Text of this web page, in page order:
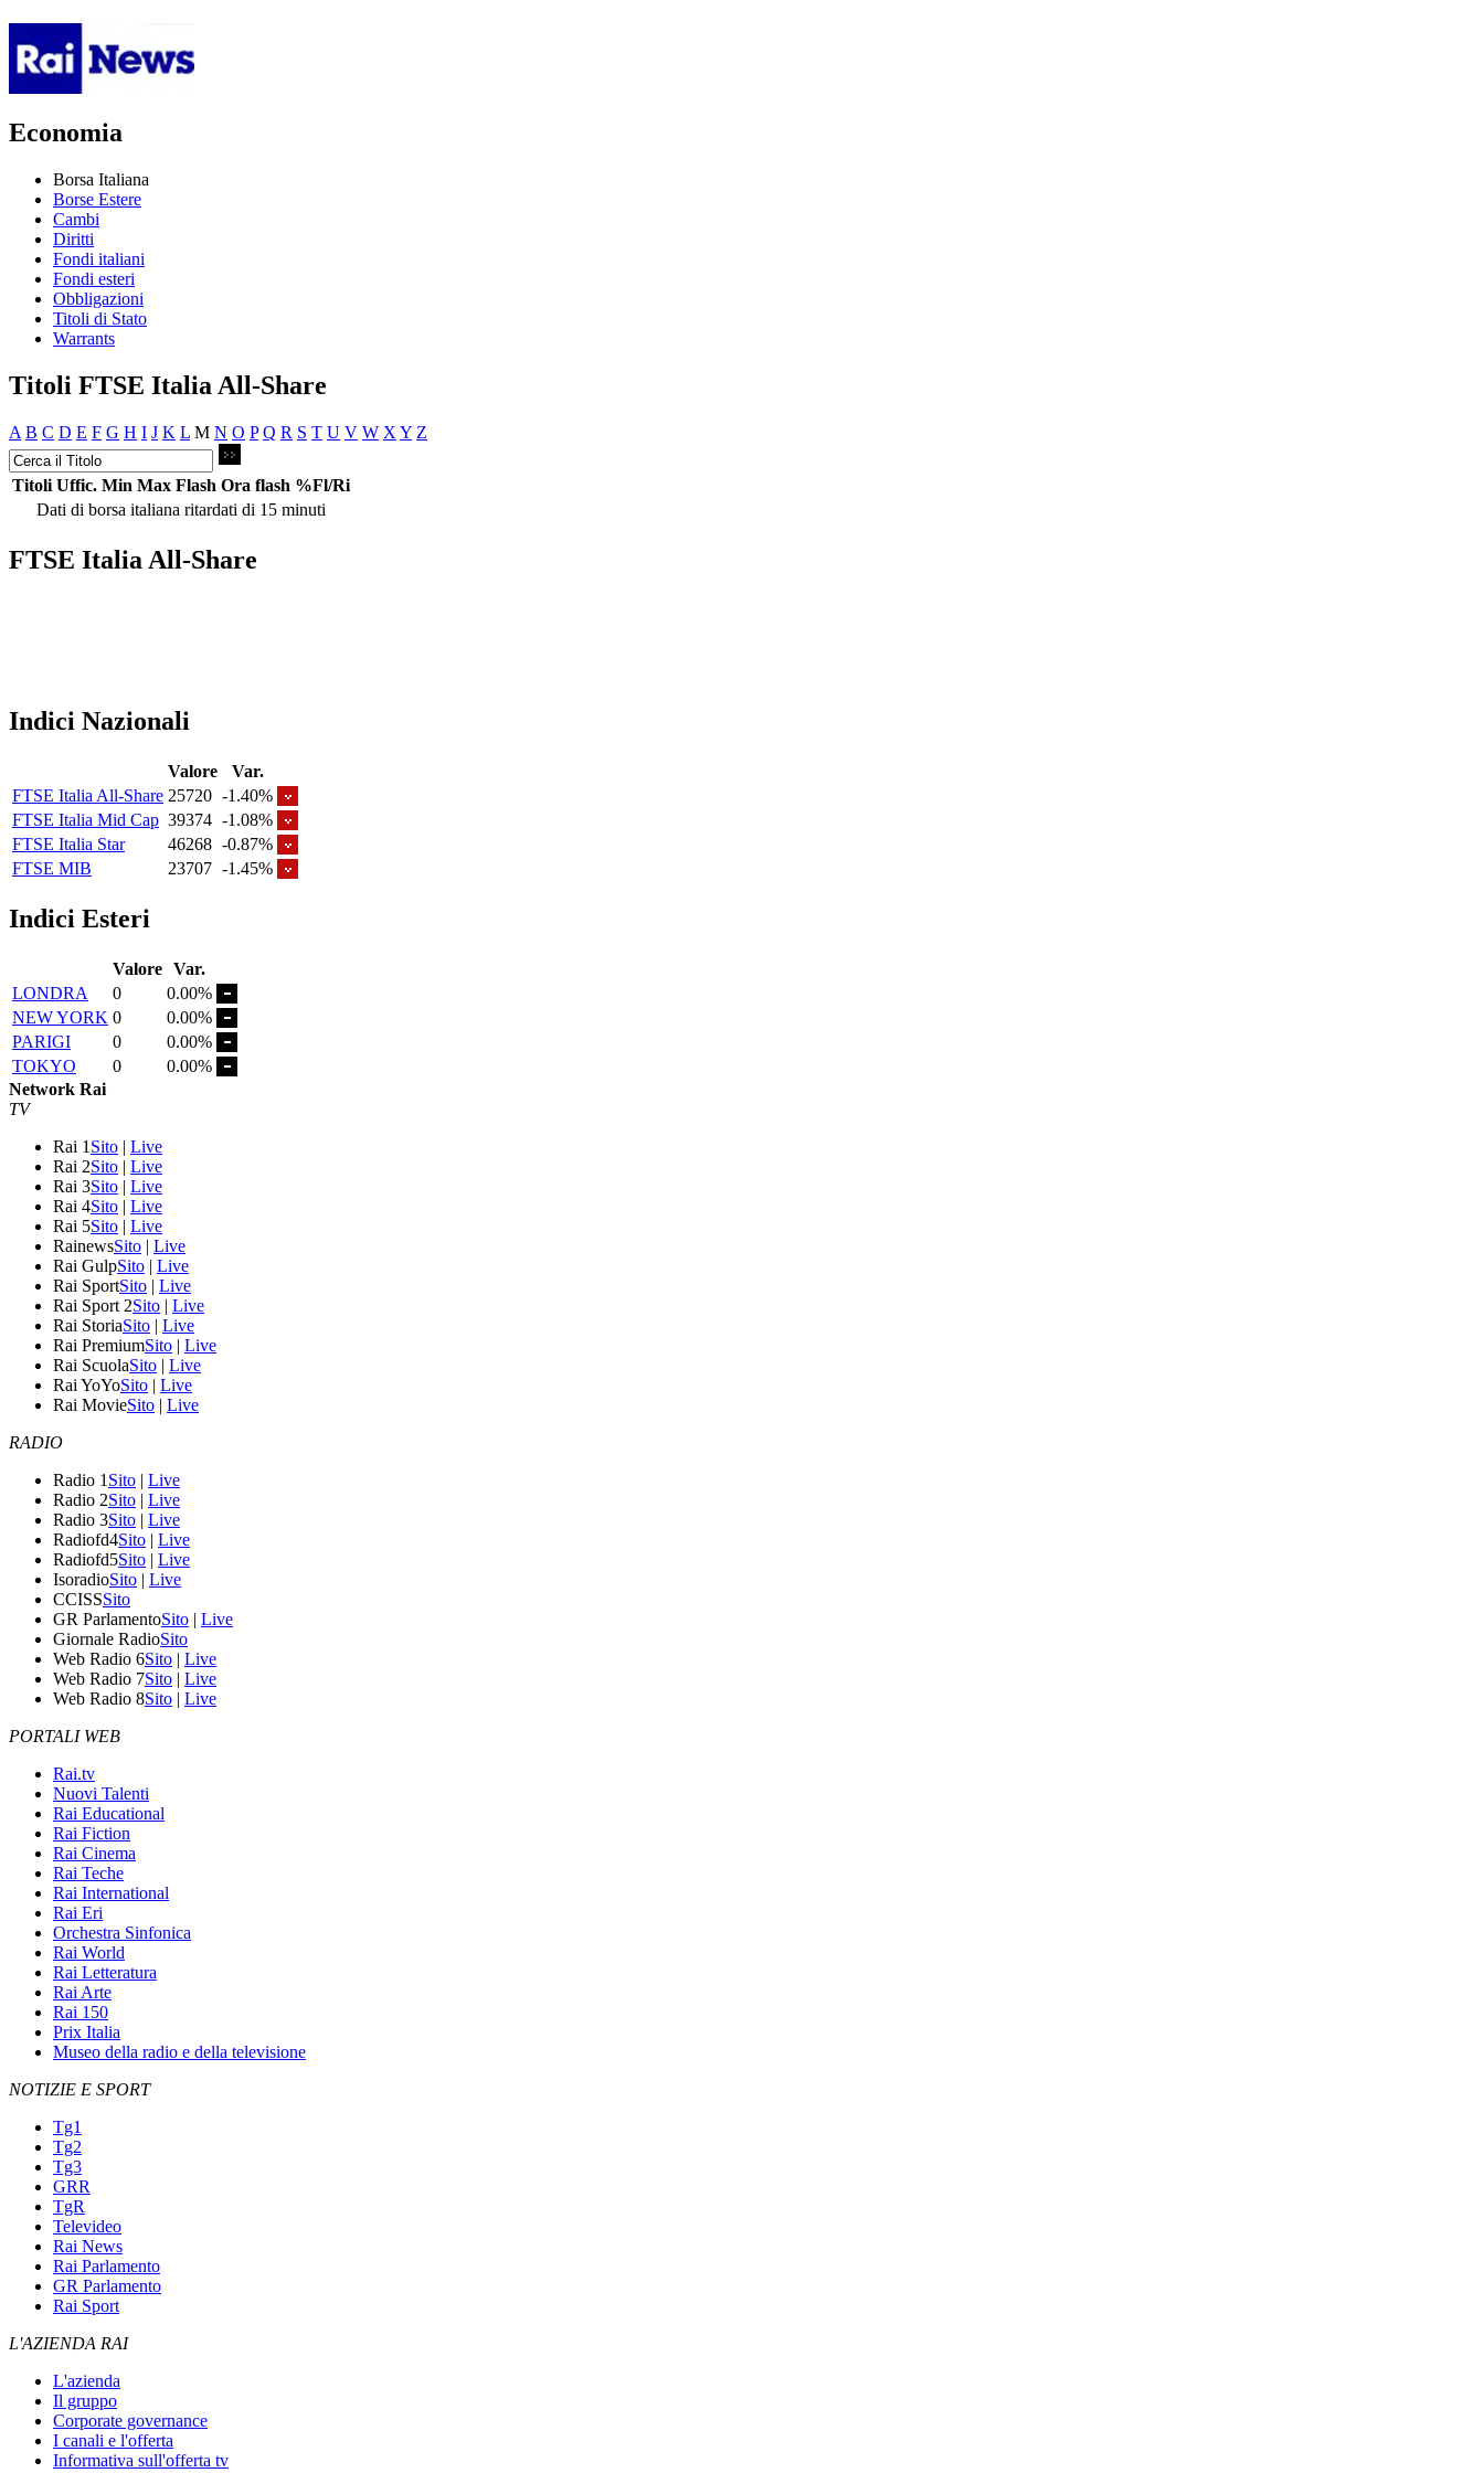
Economia
Borsa Italiana
Borse Estere
Cambi
Diritti
Fondi italiani
Fondi esteri
Obbligazioni
Titoli di Stato
Warrants
Titoli FTSE Italia All-Share
A B C D E F G H I J K L M N O P Q R S T U V W X Y Z
Titoli Uffic. Min Max Flash Ora flash %Fl/Ri
Dati di borsa italiana ritardati di 15 minuti
FTSE Italia All-Share
Indici Nazionali
Valore
Var.
FTSE Italia All-Share 25720 -1.40%
FTSE Italia Mid Cap 39374 -1.08%
FTSE Italia Star
46268 -0.87%
FTSE MIB
23707 -1.45%
Indici Esteri
Valore Var.
LONDRA
0
0.00%
NEW YORK 0
0.00%
PARIGI
0
0.00%
TOKYO
0
0.00%
Network Rai
TV
Rai 1 Sito | Live
Rai 2Sito | Live
Rai 3Sito | Live
Rai 4Sito | Live
Rai 5Sito | Live
RainewsSito | Live
Rai GulpSito | Live
Rai SportSito | Live
Rai Sport 2Sito | Live
Rai StoriaSito | Live
Rai PremiumSito | Live
Rai ScuolaSito | Live
Rai YoYoSito | Live
Rai MovieSito | Live
RADIO
Radio 1 Sito | Live
Radio 2Sito | Live
Radio 3Sito | Live
Radiofd4Sito | Live
Radiofd5Sito | Live
IsoradioSito | Live
CCISSSito
GR ParlamentoSito | Live
Giornale RadioSito
Web Radio 6Sito | Live
Web Radio 7Sito | Live
Web Radio 8Sito | Live
PORTALI WEB
Rai.tv
Nuovi Talenti
Rai Educational
Rai Fiction
Rai Cinema
Rai Teche
Rai International
Rai Eri
Orchestra Sinfonica
Rai World
Rai Letteratura
Rai Arte
Rai 150
Prix Italia
Museo della radio e della televisione
NOTIZIE E SPORT
Tg1
Tg2
Tg3
GRR
TgR
Televideo
Rai News
Rai Parlamento
GR Parlamento
Rai Sport
L'AZIENDA RAI
L'azienda
Il gruppo
Corporate governance
I canali e l'offerta
Informativa sull'offerta tv